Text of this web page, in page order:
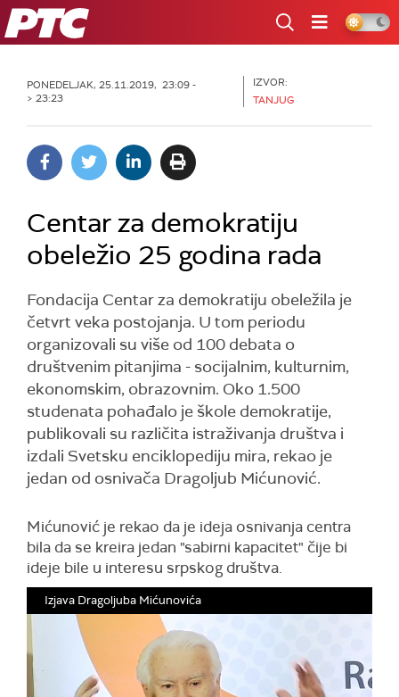
RTS
PONEDELJAK, 25.11.2019, 23:09 -
> 23:23
IZVOR:
TANJUG
Centar za demokratiju
obeležio 25 godina rada
Fondacija Centar za demokratiju obeležila je
četvrt veka postojanja. U tom periodu
organizovali su više od 100 debata o
društvenim pitanjima - socijalnim, kulturnim,
ekonomskim, obrazovnim. Oko 1.500
studenata pohađalo je škole demokratije,
publikovali su različita istraživanja društva i
izdali Svetsku enciklopediju mira, rekao je
jedan od osnivača Dragoljub Mićunović.
Mićunović je rekao da je ideja osnivanja centra
bila da se kreira jedan "sabirni kapacitet" čije bi
ideje bile u interesu srpskog društva.
Izjava Dragoljuba Mićunovića